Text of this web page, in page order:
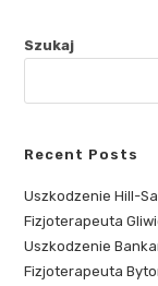
Szukaj
Recent Posts
Uszkodzenie Hill-
Fizjoterapeuta
Uszkodzenie
Fizjoterapeuta